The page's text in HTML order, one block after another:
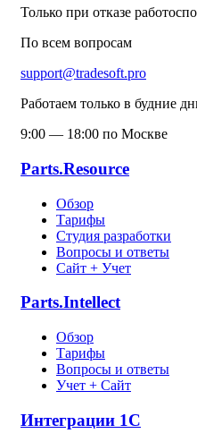
Только при отказе
По всем вопросам
support@tradesoft.pro
Работаем только в будние
9:00 — 18:00 по Москве
Parts.Resource
Обзор
Тарифы
Студия разработки
Вопросы и ответы
Сайт + Учет
Parts.Intellect
Обзор
Тарифы
Вопросы и ответы
Учет + Сайт
Интеграции 1С